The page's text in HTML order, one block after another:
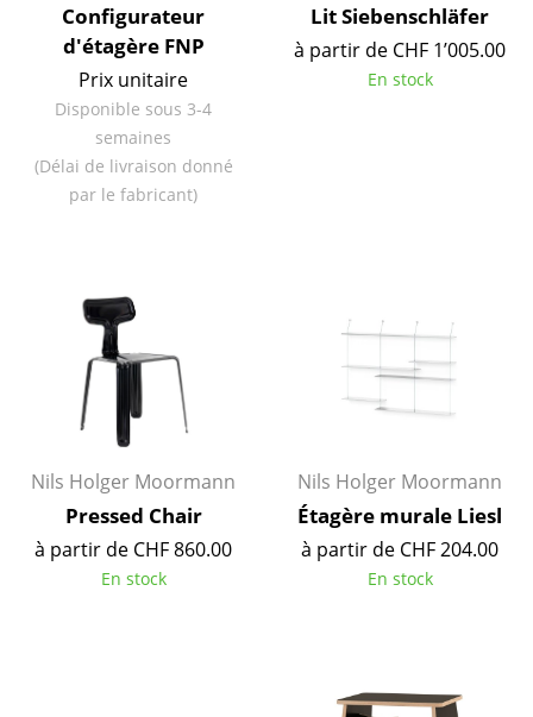
Chariots & Dessertes
Pièces détachées
... voir toutes les tables
Rangements
Étagères murales
Buffets & Commodes
Meubles TV
Caissons roulants et Meubles d’appoint
Meubles de bar
Garde-robes
Configurateur
d'étagère FNP
Prix unitaire
Disponible sous 3-4
semaines
(Délai de livraison donné
par le fabricant)
Lit Siebenschläfer
à partir de CHF 1’005.00
En stock
Nils Holger Moormann
Pressed Chair
à partir de CHF 860.00
En stock
Nils Holger Moormann
Étagère murale Liesl
à partir de CHF 204.00
En stock